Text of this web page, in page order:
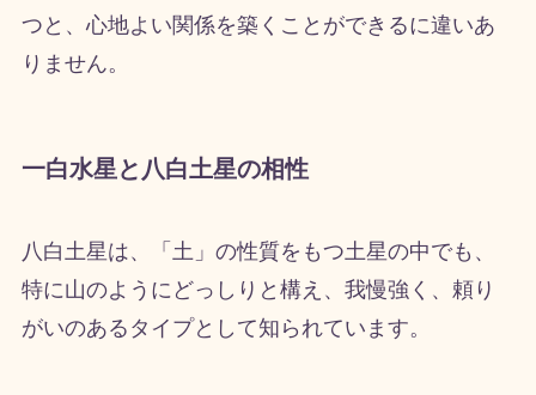
つと、心地よい関係を築くことができるに違いあ
りません。
一白水星と八白土星の相性
八白土星は、「土」の性質をもつ土星の中でも、
特に山のようにどっしりと構え、我慢強く、頼り
がいのあるタイプとして知られています。